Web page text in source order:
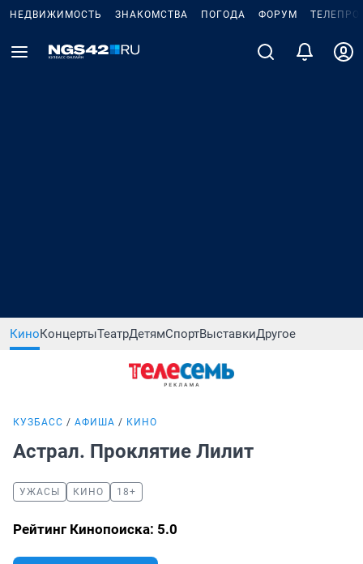
НЕДВИЖИМОСТЬ ЗНАКОМСТВА ПОГОДА ФОРУМ
КиноКонцертыТеатрДетямСпортВыставкиДругое
КУЗБАСС АФИША КИНО
Астрал. Проклятие Лилит
УЖАСЫ КИНО 18+
Рейтинг Кинопоиска: 5.0